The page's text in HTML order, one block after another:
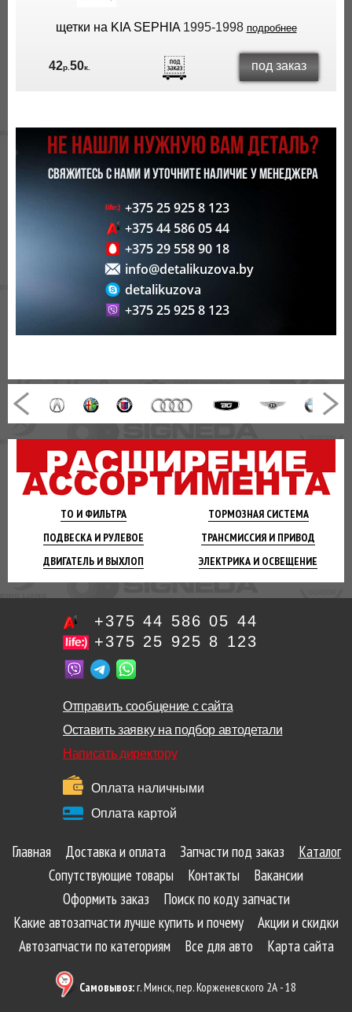
ТО И ФИЛЬТРА ТОРМОЗНАЯСИСТЕМА
ПОДВЕСКА И РУЛЕВОЕ ТРАНСМИССИЯ И ПРИВОД
ДВИГАТЕЛЬ И ВЫХЛОП ЭЛЕКТРИКА И ОСВЕЩЕНИЕ
щетки на KIA SEPHIA1995-1998 подробнее
42р.50к. под заказ
НЕ НАШЛИ НУЖНУЮ ВАМ ДЕТАЛЬ?
СВЯЖИТЕСЬ С НАМИ И УТОЧНИТЕ НАЛИЧИЕ У МЕНЕДЖЕРА
+375 25 925 8 123
+375 44 586 05 44
+375 29 558 90 18
info@detalikuzova.by
detalikuzova
+375 25 925 8 123
+375 44 586 05 44
+375 25 925 8 123
Отправить сообщение с сайта
Оставить заявку на подбор автодетали
Написать директору
Оплата наличными
Оплата картой
Главная Доставка и оплата Запчасти под заказ
Каталог
Сопутствующие товары
Контакты
Вакансии
Оформить заказ
Поиск по коду запчасти
Какие автозапчасти лучше купить и почему
Акции и скидки
Автозапчасти по категориям
Все для авто Карта сайта
Самовывоз:г. Минск, пер. Корженевского 2А - 18